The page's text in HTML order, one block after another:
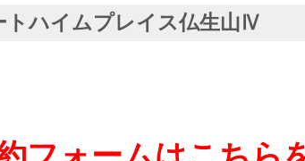
トハイムプレイス仏生山Ⅳ